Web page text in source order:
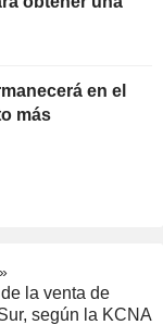
en el
más
la venta de
según la KCNA